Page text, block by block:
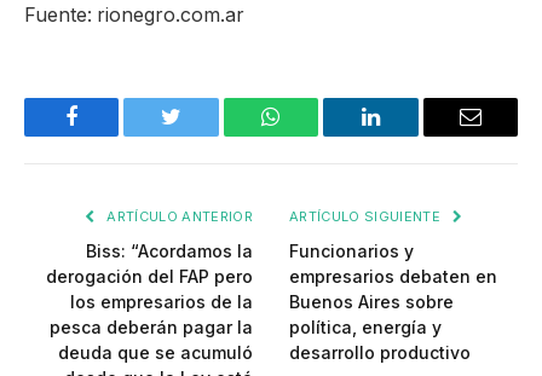
Fuente: rionegro.com.ar
Facebook Twitter WhatsApp LinkedIn Email
ARTÍCULO ANTERIOR
Biss: “Acordamos la
derogación del FAP pero
los empresarios de la
pesca deberán pagar la
deuda que se acumuló
ARTÍCULO SIGUIENTE
Funcionarios y
empresarios debaten en
Buenos Aires sobre
política, energía y
desarrollo productivo